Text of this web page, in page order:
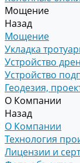
Мощение
Назад
Мощение
Укладка
Устройство
Устройство
Геодезия,
О Компании
Назад
О Компании
Технология
Лицензии и